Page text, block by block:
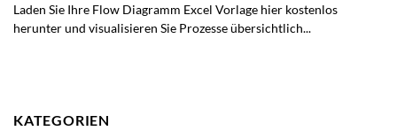
Laden Sie Ihre Flow Diagramm Excel Vorlage hier kostenlos
herunter und visualisieren Sie Prozesse übersichtlich...
KATEGORIEN